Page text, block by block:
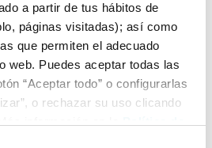
a partir de tus hábitos de
páginas visitadas); así como
que permiten el adecuado
web. Puedes aceptar todas las
“Aceptar todo” o configurarlas
o rechazar su uso clicando
+ Ver todos